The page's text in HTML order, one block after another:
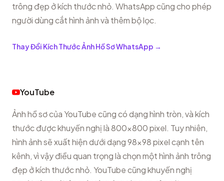
trông đẹp ở kích thước nhỏ. WhatsApp cũng cho phép
người dùng cắt hình ảnh và thêm bộ lọc.
Thay Đổi Kích Thước Ảnh Hồ Sơ WhatsApp →
YouTube
Ảnh hồ sơ của YouTube cũng có dạng hình tròn, và kích
thước được khuyến nghị là 800x800 pixel. Tuy nhiên,
hình ảnh sẽ xuất hiện dưới dạng 98x98 pixel cạnh tên
kênh, vì vậy điều quan trọng là chọn một hình ảnh trông
đẹp ở kích thước nhỏ. YouTube cũng khuyến nghị